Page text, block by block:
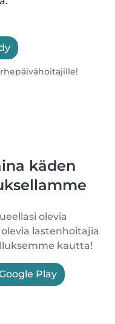
käden
olevia
lastenhoitajia
kautta!
Play